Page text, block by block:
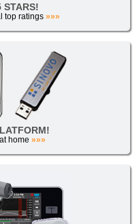
STARS!
top ratings»»»
home»»»